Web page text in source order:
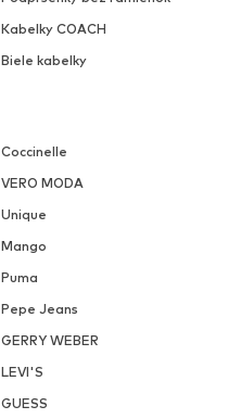
Kabelky COACH
Biele kabelky
Coccinelle
VERO MODA
Unique
Mango
Puma
Pepe Jeans
GERRY WEBER
LEVI'S
GUESS